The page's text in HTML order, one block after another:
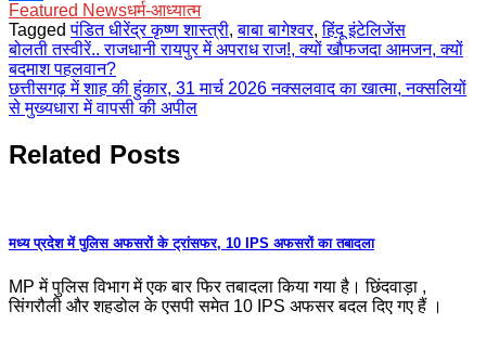
Share
Featured Newsधर्म-आध्यात्म
Taggedपंडित धीरेंद्र कृष्ण शास्त्री,बाबा बागेश्वर,हिंदू इंटेलिजेंस
Post
navigation
बोलती तस्वीरें.. राजधानी रायपुर में अपराध राज!, क्यों खौफजदा आमजन, क्यों
बदमाश पहलवान?
छत्तीसगढ़ में शाह की हुंकार, 31 मार्च 2026 नक्सलवाद का खात्मा, नक्सलियों
से मुख्यधारा में वापसी की अपील
Related Posts
मध्य प्रदेश में पुलिस अफसरों के ट्रांसफर, 10 IPS अफसरों का तबादला
MP में पुलिस विभाग में एक बार फिर तबादला किया गया है। छिंदवाड़ा ,
सिंगरौली और शहडोल के एसपी समेत 10 IPS अफसर बदल दिए गए हैं ।